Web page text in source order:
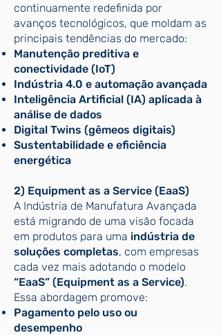
continuamente redefinida por
avanços tecnológicos, que moldam as
principais tendências do mercado:
Manutenção preditiva e
conectividade (IoT)
Indústria 4.0 e automação avançada
Inteligência Artificial (IA) aplicada à
análise de dados
Digital Twins (gêmeos digitais)
Sustentabilidade e eficiência
energética
2) Equipment as a Service (EaaS)
A Indústria de Manufatura Avançada
está migrando de uma visão focada
em produtos para uma indústria de
soluções completas, com empresas
cada vez mais adotando o modelo
“EaaS” (Equipment as a Service).
Essa abordagem promove:
Pagamento pelo uso ou
desempenho